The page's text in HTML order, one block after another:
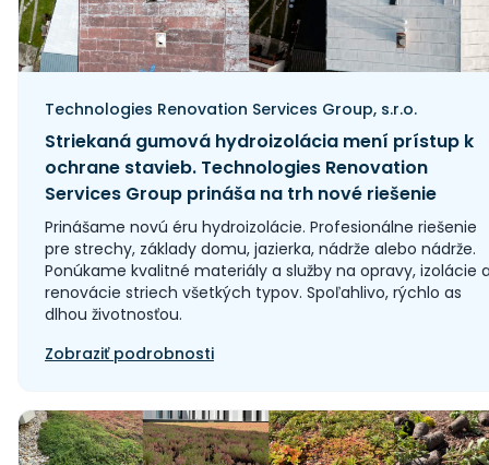
Technologies Renovation Services Group, s.r.o.
Striekaná gumová hydroizolácia mení prístup k
ochrane stavieb. Technologies Renovation
Services Group prináša na trh nové riešenie
Prinášame novú éru hydroizolácie. Profesionálne riešenie
pre strechy, základy domu, jazierka, nádrže alebo nádrže.
Ponúkame kvalitné materiály a služby na opravy, izolácie
renovácie striech všetkých typov. Spoľahlivo, rýchlo as
dlhou životnosťou.
Zobraziť podrobnosti